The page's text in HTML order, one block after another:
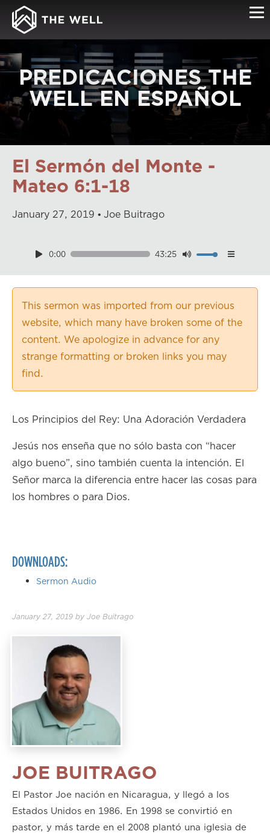
PREDICACIONES THE
WELL EN ESPAÑOL
El Sermón del Monte -
Mateo 6:1-18
January 27, 2019 Joe Buitrago
0:00 43:25Download
0.75×
1.00×
1.25×
1.75×
This sermon was imported from our previous
website, which many have broken some of the
content. We apologize in advance for any
strange formatting or broken links you may
find.
Los Principios del Rey: Una Adoración Verdadera
Jesús nos enseña que no sólo basta con “hacer
algo bueno”, sino también cuenta la intención. El
Señor marca la diferencia entre hacer las cosas para
los hombres o para Dios.
DOWNLOADS:
Sermon Audio
January 27, 2019 by Joe Buitrago
JOE BUITRAGO
El Pastor Joe nación en Nicaragua, y llegó a los
Estados Unidos en 1986. En 1998 se convirtió en
pastor, y más tarde en el 2008 plantó una iglesia de